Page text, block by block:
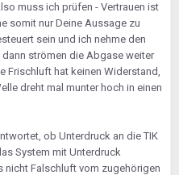
muss ich prüfen - Vertrauen ist
somit nur Deine Aussage zu
sein und ich nehme den
strömen die Abgase weiter
Frischluft hat keinen Widerstand,
dreht mal munter hoch in einen
ob Unterdruck an die TIK
System mit Unterdruck
nicht Falschluft vom zugehörigen